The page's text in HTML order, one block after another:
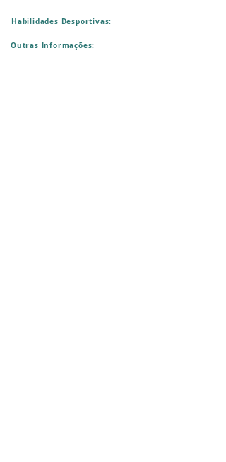
Habilidades Desportivas:
Outras Informações: